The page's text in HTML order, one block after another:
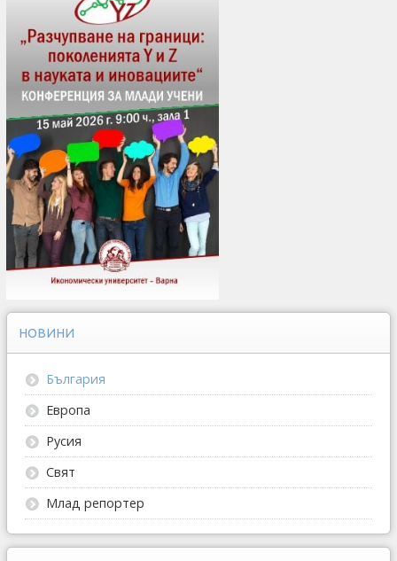
НОВИНИ
България
Европа
Русия
Свят
Млад репортер